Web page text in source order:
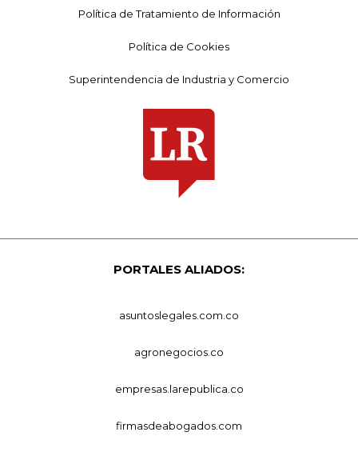
Política de Tratamiento de Información
Política de Cookies
Superintendencia de Industria y Comercio
PORTALES ALIADOS:
asuntoslegales.com.co
agronegocios.co
empresas.larepublica.co
firmasdeabogados.com